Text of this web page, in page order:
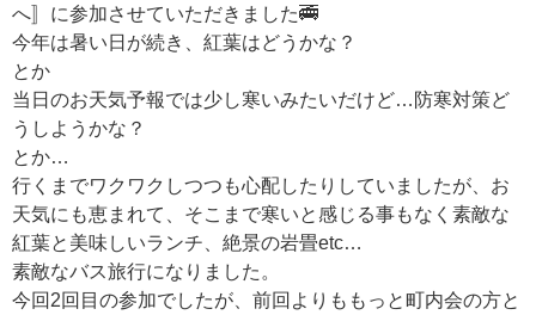
へ〛に参加させていただきました🚎
今年は暑い日が続き、紅葉はどうかな？
とか
当日のお天気予報では少し寒いみたいだけど…防寒対策ど
うしようかな？
とか…
行くまでワクワクしつつも心配したりしていましたが、お
天気にも恵まれて、そこまで寒いと感じる事もなく素敵な
紅葉と美味しいランチ、絶景の岩畳etc…
素敵なバス旅行になりました。
今回2回目の参加でしたが、前回よりももっと町内会の方と